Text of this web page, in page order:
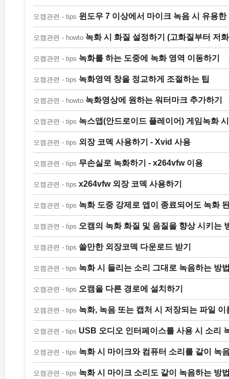
오캠관련 - tips 윈도우 7 이상에서 마이크 녹음 시 유용한
오캠관련 - howto 녹화 시 화질 설정하기 (고화질부터 저
오캠관련 - tips 녹화를 하는 도중에 녹화 영역 이동하기
오캠관련 - tips 녹화영역 창을 정교하게 조절하는 팁
오캠관련 - howto 녹화영상에 원하는 워터마크 추가하기
오캠관련 - tips 녹스앱(안드로이드 플레이어) 게임녹화
오캠관련 - tips 외장 코덱 사용하기 - Xvid 사용
오캠관련 - tips 무손실로 녹화하기 - x264vfw 이용
오캠관련 - tips x264vfw 외장 코덱 사용하기
오캠관련 - tips 녹화 도중 강제로 앱이 종료되어도 녹화
오캠관련 - tips 오캠의 녹화 화질 및 음질을 향상 시키는
오캠관련 - tips 쓸만한 외장코덱 다운로드 받기
오캠관련 - tips 녹화 시 들리는 소리 그대로 녹음하는 방
오캠관련 - tips 오캠을 다른 경로에 설치하기
오캠관련 - tips 녹화, 녹음 또는 캡처 시 저장되는 파일 이
오캠관련 - tips USB 오디오 인터페이스를 사용 시 소리
오캠관련 - tips 녹화 시 마이크와 컴퓨터 소리를 같이 녹
오캠관련 - tips 녹화 시 마이크 소리도 같이 녹음하는 방